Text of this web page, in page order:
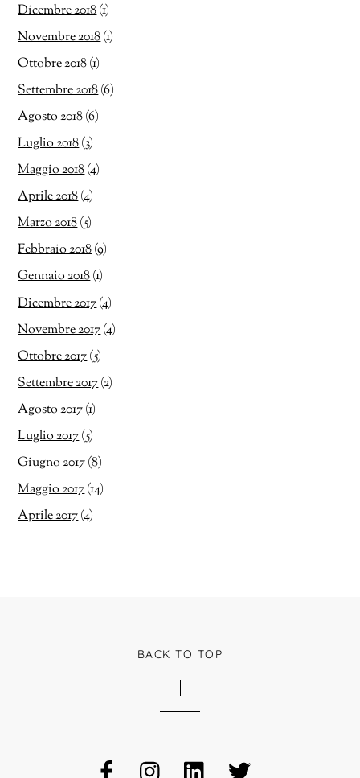
Dicembre 2018(1)
Novembre 2018(1)
Ottobre 2018(1)
Settembre 2018(6)
Agosto 2018(6)
Luglio 2018(3)
Maggio 2018(4)
Aprile 2018(4)
Marzo 2018(5)
Febbraio 2018(9)
Gennaio 2018(1)
Dicembre 2017(4)
Novembre 2017(4)
Ottobre 2017(5)
Settembre 2017(2)
Agosto 2017(1)
Luglio 2017(5)
Giugno 2017(8)
Maggio 2017(14)
Aprile 2017(4)
BACK TO TOP